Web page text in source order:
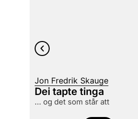
Jon Fredrik Skauge
Dei tapte tinga
… og det som står att